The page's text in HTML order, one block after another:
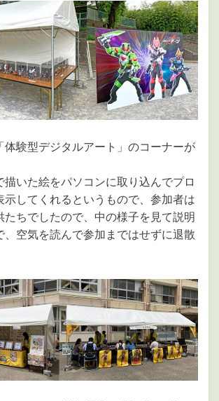
体験型デジタルアート」のコーナーが
描いた絵をパソコンに取り込んでプロ
示してくれるというもので、参加者は
たちでしたので、中の様子を見て説明
、空気を読んで参加まではせずに退散